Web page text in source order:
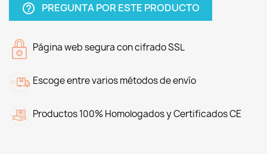
help_outline PREGUNTA POR ESTE PRODUCTO
Página web segura con cifrado SSL
Escoge entre varios métodos de envío
Productos 100% Homologados y Certificados CE